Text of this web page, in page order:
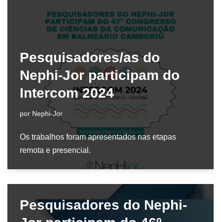
Pesquisadores/as do
Nephi-Jor participam do
Intercom 2024
por Nephi-Jor
Os trabalhos foram apresentados nas etapas
remota e presencial.
Pesquisadores do Nephi-